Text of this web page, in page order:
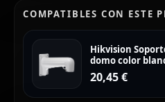
COMPATIBLES CON ESTE
Hikvision
domo color
20,45€